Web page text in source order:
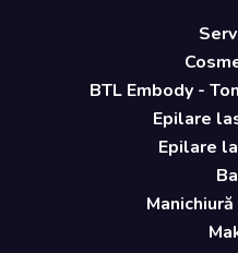
BTL Embody -
Epilare
Epilare